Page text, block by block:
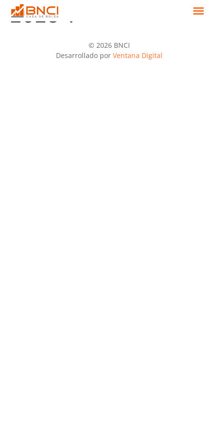
2023-I
© 2026 BNCI
Desarrollado por Ventana Digital